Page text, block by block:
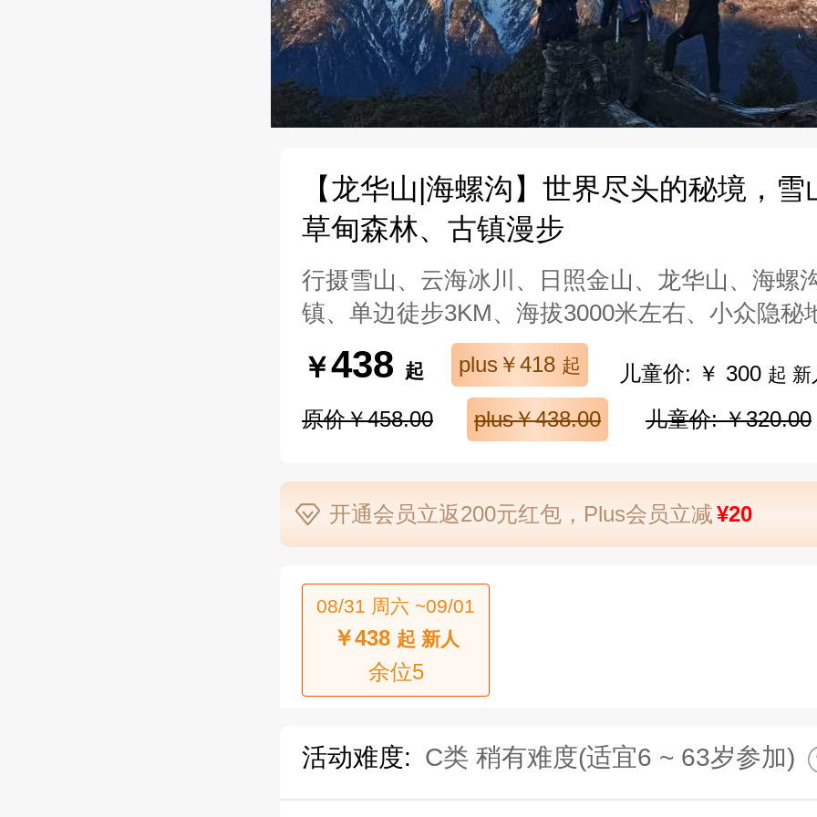
【龙华山|海螺沟】世界尽头的秘境，雪
草甸森林、古镇漫步
行摄雪山、云海冰川、日照金山、龙华山、海螺
镇、单边徒步3KM、海拔3000米左右、小众隐秘
￥438 起 plus￥418 起 儿童价: ￥ 300 起 新
原价￥458.00 plus￥438.00 儿童价: ￥320.00
开通会员立返200元红包，Plus会员立减¥20
08/31 周六 ~09/01
￥438 起 新人
余位5
活动难度: C类 稍有难度(适宜6 ~ 63岁参加)